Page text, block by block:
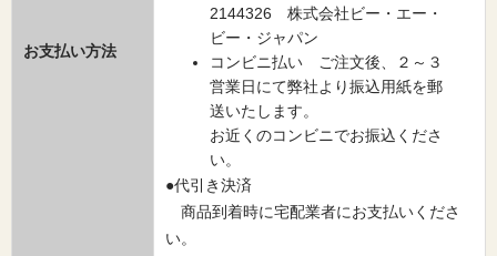
お支払い方法
2144326 株式会社ビー・エー・
ビー・ジャパン
コンビニ払い ご注文後、２～３
営業日にて弊社より振込用紙を郵
送いたします。
お近くのコンビニでお振込くださ
い。
●代引き決済
商品到着時に宅配業者にお支払いくださ
い。